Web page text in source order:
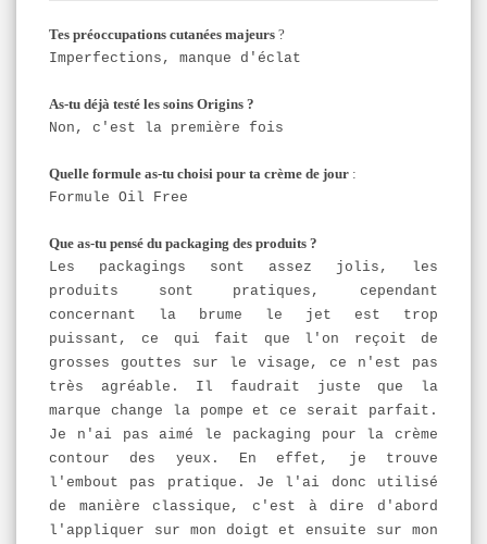
Tes préoccupations cutanées majeurs ?
Imperfections, manque d'éclat
As-tu déjà testé les soins Origins ?
Non, c'est la première fois
Quelle formule as-tu choisi pour ta crème de jour :
Formule Oil Free
Que as-tu pensé du packaging des produits ?
Les packagings sont assez jolis, les
produits sont pratiques, cependant
concernant la brume le jet est trop
puissant, ce qui fait que l'on reçoit de
grosses gouttes sur le visage, ce n'est pas
très agréable. Il faudrait juste que la
marque change la pompe et ce serait parfait.
Je n'ai pas aimé le packaging pour la crème
contour des yeux. En effet, je trouve
l'embout pas pratique. Je l'ai donc utilisé
de manière classique, c'est à dire d'abord
l'appliquer sur mon doigt et ensuite sur mon